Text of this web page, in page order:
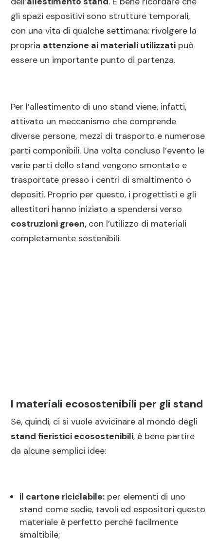
gli spazi espositivi sono strutture temporali,
con una vita di qualche settimana: rivolgere la
propria attenzione ai materiali utilizzati può
essere un importante punto di partenza.
Per l’allestimento di uno stand viene, infatti,
attivato un meccanismo che comprende
diverse persone, mezzi di trasporto e numerose
parti componibili. Una volta concluso l’evento le
varie parti dello stand vengono smontate e
trasportate presso i centri di smaltimento o
depositi. Proprio per questo, i progettisti e gli
allestitori hanno iniziato a spendersi verso
costruzioni green, con l’utilizzo di materiali
completamente sostenibili.
I materiali ecosostenibili per gli stand
Se, quindi, ci si vuole avvicinare al mondo degli
stand fieristici ecosostenibili, è bene partire
da alcune semplici idee:
il cartone riciclabile: per elementi di uno
stand come sedie, tavoli ed espositori questo
materiale è perfetto perché facilmente
smaltibile;